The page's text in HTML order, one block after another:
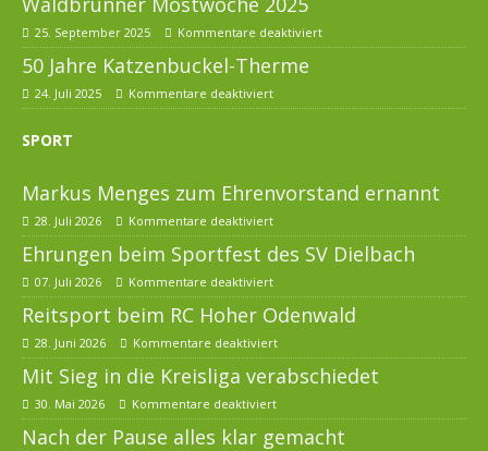
25. September 2025 Kommentare deaktiviert
50 Jahre Katzenbuckel-Therme
24. Juli 2025 Kommentare deaktiviert
SPORT
Markus Menges zum Ehrenvorstand ernannt
28. Juli 2026 Kommentare deaktiviert
Ehrungen beim Sportfest des SV Dielbach
07. Juli 2026 Kommentare deaktiviert
Reitsport beim RC Hoher Odenwald
28. Juni 2026 Kommentare deaktiviert
Mit Sieg in die Kreisliga verabschiedet
30. Mai 2026 Kommentare deaktiviert
Nach der Pause alles klar gemacht